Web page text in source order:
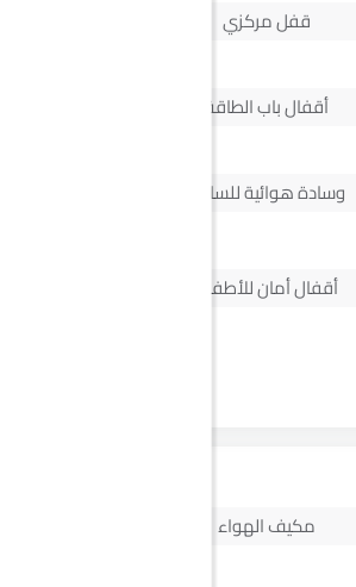
قفل مركزي
أقفال باب الطاقة
وسادة هوائية للسائق
أقفال أمان للأطفال
مكيف الهواء